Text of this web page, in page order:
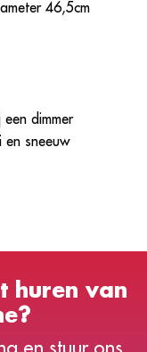
46,5cm
een dimmer
en sneeuw
huren van